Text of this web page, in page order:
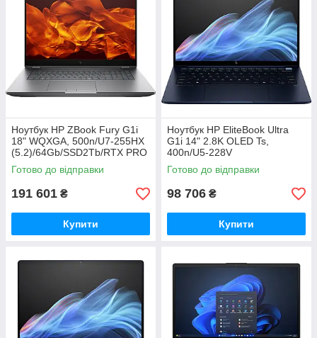
Ноутбук HP ZBook Fury G1i
18" WQXGA, 500n/U7-255HX
(5.2)/64Gb/SSD2Tb/RTX PRO
2000,8GB/FPS/Підсв/DOS
(5F9V8ES)
Готово до відправки
191 601 ₴
Купити
Ноутбук HP EliteBook Ultra
G1i 14" 2.8K OLED Ts,
400n/U5-228V
(4.5)/32Gb/SSD1Tb/Arc
Graph/Підсв/DOS/Синій
Готово до відправки
98 706 ₴
Купити